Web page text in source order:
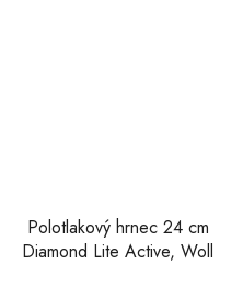
Polotlakový hrnec 24 cm
Diamond Lite Active, Woll